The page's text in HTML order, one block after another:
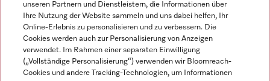
Miele auf Instagram
Miele auf Facebook
Miele auf Youtube
unseren Partnern und Dienstleistern, die Informationen über
Ihre Nutzung der Website sammeln und uns dabei helfen, Ihr
Online-Erlebnis zu personalisieren und zu verbessern. Die
Cookies werden auch zur Personalisierung von Anzeigen
verwendet. Im Rahmen einer separaten Einwilligung
(„Vollständige Personalisierung“) verwenden wir Bloomreach-
Cookies und andere Tracking-Technologien, um Informationen